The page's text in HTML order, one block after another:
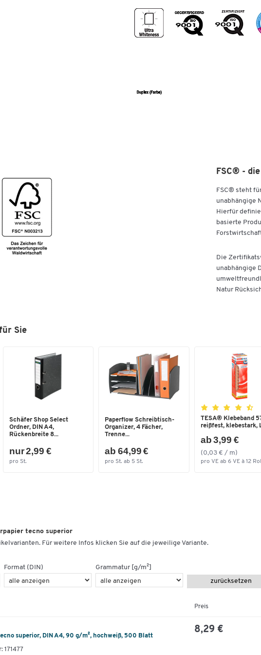
Weißegrad: CIE 170 hochweiß
Farbe: hochweiß
Opazität: 95%
Oberfläche: ungestrichen
FSC® -
FSC® steht
unabhängige
Hierfür
basierte
Die
unabhängige
Natur
Sie
Schäfer Shop Select
Ordner, DIN A4,
Rückenbreite 8...
nur 2,99 €
pro St.
Paperflow Schreibtisch-
Organizer, 4 Fächer,
Trenne...
ab 64,99 €
pro St. ab 5 St.
TESA® Klebeband
reißfest, klebestark,
ab 3,99 €
(0,03 € / m)
pro VE ab 6 VE à 12
tecno superior
Für weitere Infos klicken Sie auf die jeweilige Variante.
Format (DIN)
Grammatur [g/m²]
zurücksetzen
Preis
superior, DIN A4, 90 g/m², hochweiß, 500 Blatt
171477
8,29 €